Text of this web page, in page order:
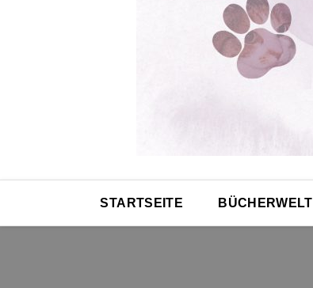
STARTSEITE BÜCHERWELT